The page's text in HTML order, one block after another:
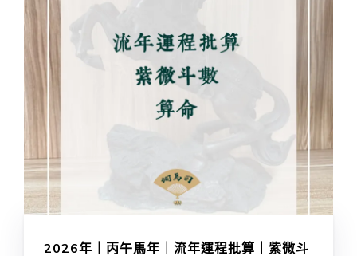
2026年｜丙午馬年｜流年運程批算｜紫微斗